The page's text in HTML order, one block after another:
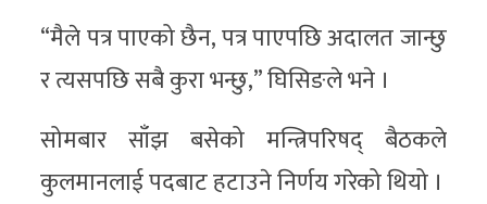
“मैले पत्र पाएको छैन, पत्र पाएपछि अदालत जान्छु
र त्यसपछि सबै कुरा भन्छु,” घिसिङले भने ।
सोमबार साँझ बसेको मन्त्रिपरिषद् बैठकले
कुलमानलाई पदबाट हटाउने निर्णय गरेको थियो ।